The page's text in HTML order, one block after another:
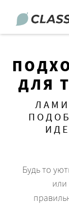
ДЛЯ
Будь то
или